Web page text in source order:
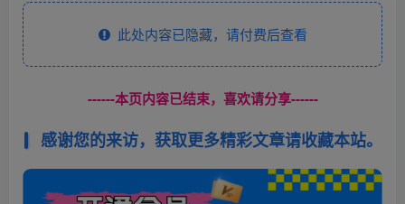
此处内容已隐藏，请付费后查看
------本页内容已结束，喜欢请分享------
感谢您的来访，获取更多精彩文章请收藏本站。